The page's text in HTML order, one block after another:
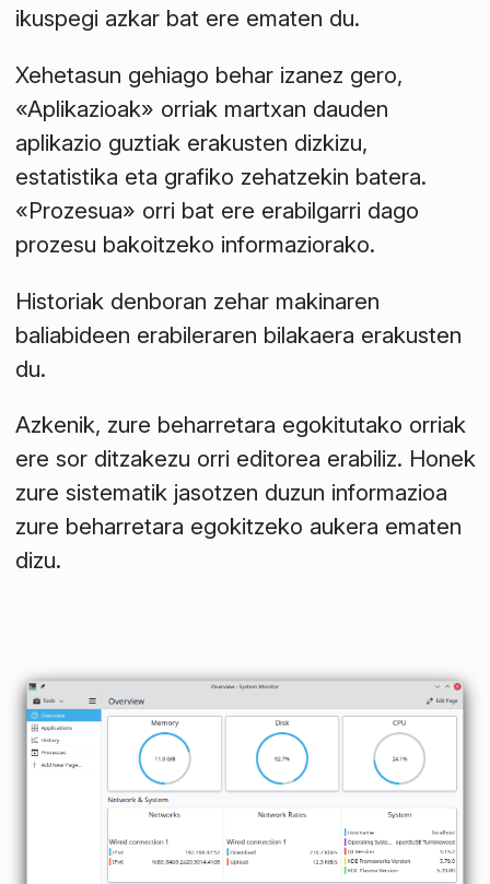
ikuspegi azkar bat ere ematen du.
Xehetasun gehiago behar izanez gero,
«Aplikazioak» orriak martxan dauden
aplikazio guztiak erakusten dizkizu,
estatistika eta grafiko zehatzekin batera.
«Prozesua» orri bat ere erabilgarri dago
prozesu bakoitzeko informaziorako.
Historiak denboran zehar makinaren
baliabideen erabileraren bilakaera erakusten
du.
Azkenik, zure beharretara egokitutako orriak
ere sor ditzakezu orri editorea erabiliz. Honek
zure sistematik jasotzen duzun informazioa
zure beharretara egokitzeko aukera ematen
dizu.